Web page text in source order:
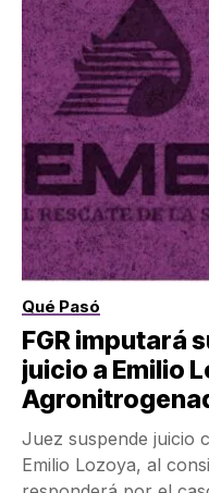
Qué Pasó
FGR imputará
juicio a Emilio
Juez suspende juicio
Emilio Lozoya, al